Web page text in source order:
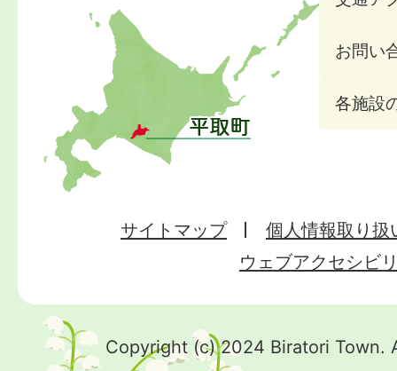
お問い
各施設
サイトマップ
個人情報取り扱
ウェブアクセシビ
Copyright (c) 2024 Biratori Town.